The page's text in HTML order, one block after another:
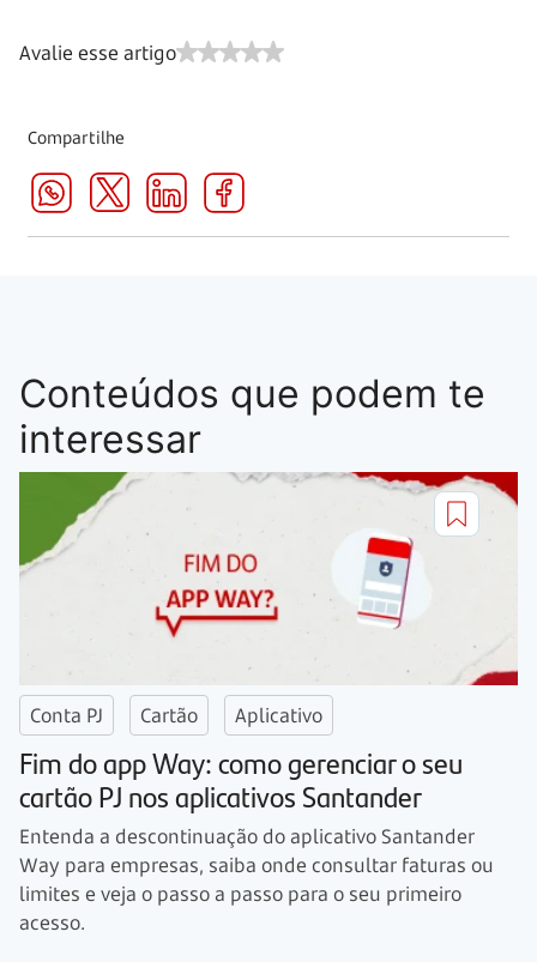
Avalie esse artigo
Compartilhe
Conteúdos que podem te
interessar
Conta PJ Cartão Aplicativo
Fim do app Way: como gerenciar o seu
cartão PJ nos aplicativos Santander
Entenda a descontinuação do aplicativo Santander
Way para empresas, saiba onde consultar faturas ou
limites e veja o passo a passo para o seu primeiro
acesso.